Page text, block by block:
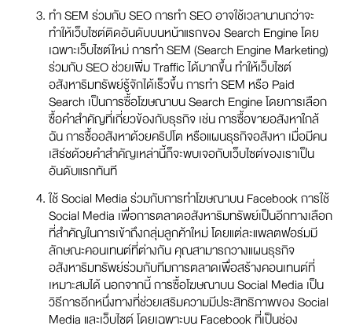
ทำ SEM ร่วมกับ SEO การทำ SEO อาจใช้เวลานานกว่าจะ
ทำให้เว็บไซต์ติดอันดับบนหน้าแรกของ Search Engine โดย
เฉพาะเว็บไซต์ใหม่ การทำ SEM (Search Engine Marketing)
ร่วมกับ SEO ช่วยเพิ่ม Traffic ได้มากขึ้น ทำให้เว็บไซต์
อสังหาริมทรัพย์รู้จักได้เร็วขึ้น การทำ SEM หรือ Paid
Search เป็นการซื้อโฆษณาบน Search Engine โดยการเลือก
ซื้อคำสำคัญที่เกี่ยวข้องกับธุรกิจ เช่น การซื้อขายอสังหาใกล้
ฉัน การซื้ออสังหาด้วยคริปโต หรือแผนธุรกิจอสังหา เมื่อมีคน
เสิร์ชด้วยคำสำคัญเหล่านี้ก็จะพบเจอกับเว็บไซต์ของเราเป็น
อันดับแรกทันที
ใช้ Social Media ร่วมกับการทำโฆษณาบน Facebook การใช้
Social Media เพื่อการตลาดอสังหาริมทรัพย์เป็นอีกทางเลือก
ที่สำคัญในการเข้าถึงกลุ่มลูกค้าใหม่ โดยแต่ละแพลตฟอร์มมี
ลักษณะคอนเทนต์ที่ต่างกัน คุณสามารถวางแผนธุรกิจ
อสังหาริมทรัพย์ร่วมกับทีมการตลาดเพื่อสร้างคอนเทนต์ที่
เหมาะสมได้ นอกจากนี้ การซื้อโฆษณาบน Social Media เป็น
วิธีการอีกหนึ่งทางที่ช่วยเสริมความมีประสิทธิภาพของ Social
Media และเว็บไซต์ โดยเฉพาะบน Facebook ที่เป็นช่อง